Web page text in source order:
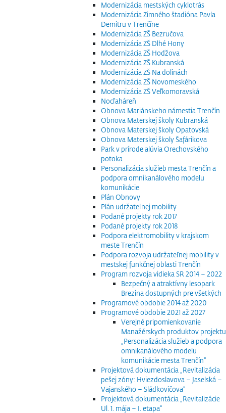
Modernizácia mestských cyklotrás
Modernizácia Zimného štadióna Pavla
Demitru v Trenčíne
Modernizácia ZŠ Bezručova
Modernizácia ZŠ Dlhé Hony
Modernizácia ZŠ Hodžova
Modernizácia ZŠ Kubranská
Modernizácia ZŠ Na dolinách
Modernizácia ZŠ Novomeského
Modernizácia ZŠ Veľkomoravská
Nocľaháreň
Obnova Mariánskeho námestia Trenčín
Obnova Materskej školy Kubranská
Obnova Materskej školy Opatovská
Obnova Materskej školy Šafárikova
Park v prírode alúvia Orechovského
potoka
Personalizácia služieb mesta Trenčín a
podpora omnikanálového modelu
komunikácie
Plán Obnovy
Plán udržateľnej mobility
Podané projekty rok 2017
Podané projekty rok 2018
Podpora elektromobility v krajskom
meste Trenčín
Podpora rozvoja udržateľnej mobility v
mestskej funkčnej oblasti Trenčín
Program rozvoja vidieka SR 2014 – 2022
Bezpečný a atraktívny lesopark
Brezina dostupných pre všetkých
Programové obdobie 2014 až 2020
Programové obdobie 2021 až 2027
Verejné pripomienkovanie
Manažérskych produktov projektu
„Personalizácia služieb a podpora
omnikanálového modelu
komunikácie mesta Trenčín“
Projektová dokumentácia „Revitalizácia
pešej zóny: Hviezdoslavova – Jaselská –
Vajanského – Sládkovičova“
Projektová dokumentácia „Revitalizácie
Ul. 1. mája – I. etapa“